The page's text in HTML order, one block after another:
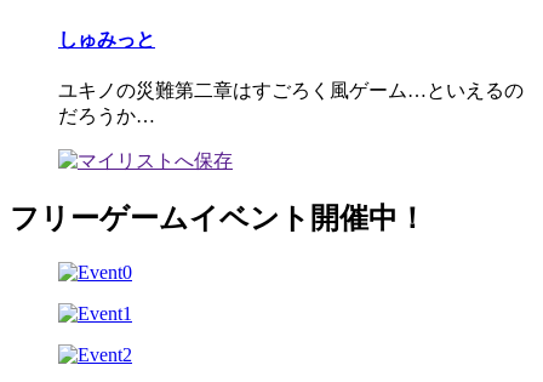
しゅみっと
ユキノの災難第二章はすごろく風ゲーム…といえるの
だろうか…
フリーゲームイベント開催中！